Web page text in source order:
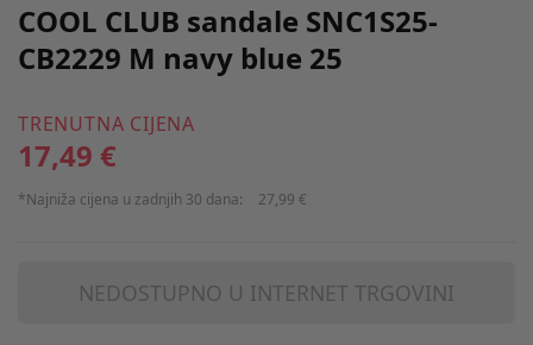
COOL CLUB sandale SNC1S25-
CB2229 M navy blue 25
TRENUTNA CIJENA
17,49 €
*Najniža cijena u zadnjih 30 dana: 27,99 €
NEDOSTUPNO U INTERNET TRGOVINI